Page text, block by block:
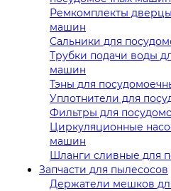
Ремкомплекты
машин
Сальники для
Трубки подачи воды
машин
Тэны для
Уплотнители для
Фильтры для
Циркуляционные
машин
Шланги сливные для
Запчасти для пылесосов
Держатели мешков